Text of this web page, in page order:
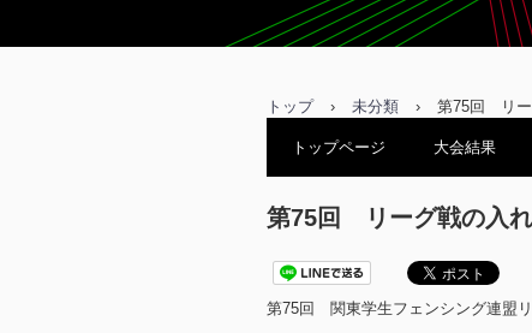
トップ › 未分類 › 第75回 リー
トップページ 大会結果
第75回 リーグ戦の入
第75回 関東学生フェンシング連盟